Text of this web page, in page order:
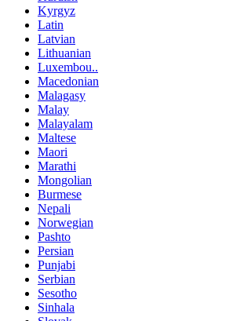
Kyrgyz
Latin
Latvian
Lithuanian
Luxembou..
Macedonian
Malagasy
Malay
Malayalam
Maltese
Maori
Marathi
Mongolian
Burmese
Nepali
Norwegian
Pashto
Persian
Punjabi
Serbian
Sesotho
Sinhala